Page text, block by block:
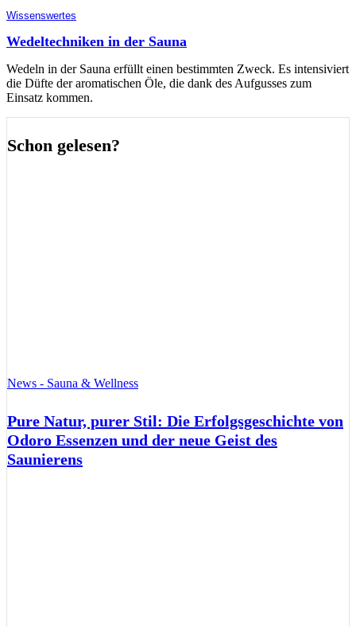
Wissenswertes
Wedeltechniken in der Sauna
Wedeln in der Sauna erfüllt einen bestimmten Zweck. Es intensiviert
die Düfte der aromatischen Öle, die dank des Aufgusses zum
Einsatz kommen.
Schon gelesen?
News - Sauna & Wellness
Pure Natur, purer Stil: Die Erfolgsgeschichte von
Odoro Essenzen und der neue Geist des
Saunierens